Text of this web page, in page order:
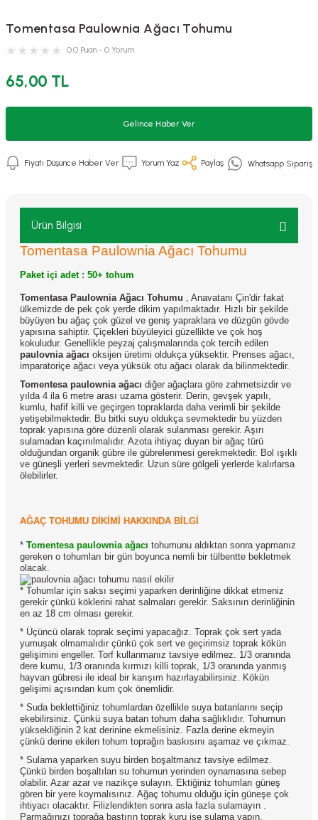
Tomentasa Paulownia Ağacı Tohumu
0.0 Puan - 0 Yorum
65,00 TL
Gelince Haber Ver
Fiyatı Düşünce Haber Ver Yorum Yaz Paylaş Whatsapp Sipariş
Ürün Bilgisi
Tomentasa Paulownia Ağacı Tohumu
Paket içi adet : 50+ tohum
Tomentasa Paulownia Ağacı Tohumu , Anavatanı Çin'dir fakat
ülkemizde de pek çok yerde dikim yapılmaktadır. Hızlı bir şekilde
büyüyen bu ağaç çok güzel ve geniş yapraklara ve düzgün gövde
yapısına sahiptir. Çiçekleri büyüleyici güzellikte ve çok hoş
kokuludur. Genellikle peyzaj çalışmalarında çok tercih edilen
paulovnia ağacı oksijen üretimi oldukça yüksektir. Prenses ağacı,
imparatoriçe ağacı veya yüksük otu ağacı olarak da bilinmektedir.
Tomentesa paulownia ağacı diğer ağaçlara göre zahmetsizdir ve
yılda 4 ila 6 metre arası uzama gösterir. Derin, gevşek yapılı,
kumlu, hafif killi ve geçirgen topraklarda daha verimli bir şekilde
yetişebilmektedir. Bu bitki suyu oldukça sevmektedir bu yüzden
toprak yapısına göre düzenli olarak sulanması gerekir. Aşırı
sulamadan kaçınılmalıdır. Azota ihtiyaç duyan bir ağaç türü
olduğundan organik gübre ile gübrelenmesi gerekmektedir. Bol ışıklı
ve güneşli yerleri sevmektedir. Uzun süre gölgeli yerlerde kalırlarsa
ölebilirler.
AĞAÇ TOHUMU DİKİMİ HAKKINDA BİLGİ
* Tomentesa paulownia ağacı tohumunu aldıktan sonra yapmanız
gereken o tohumları bir gün boyunca nemli bir tülbentte bekletmek
olacak.
* Tohumlar için saksı seçimi yaparken derinliğine dikkat etmeniz
gerekir çünkü köklerini rahat salmaları gerekir. Saksının derinliğinin
en az 18 cm olması gerekir.
* Üçüncü olarak toprak seçimi yapacağız. Toprak çok sert yada
yumuşak olmamalıdır çünkü çok sert ve geçirimsiz toprak kökün
gelişimini engeller. Torf kullanmanız tavsiye edilmez. 1/3 oranında
dere kumu, 1/3 oranında kırmızı killi toprak, 1/3 oranında yanmış
hayvan gübresi ile ideal bir karışım hazırlayabilirsiniz. Kökün
gelişimi açısından kum çok önemlidir.
* Suda beklettiğiniz tohumlardan özellikle suya batanlarını seçip
ekebilirsiniz. Çünkü suya batan tohum daha sağlıklıdır. Tohumun
yüksekliğinin 2 kat derinine ekmelisiniz. Fazla derine ekmeyin
çünkü derine ekilen tohum toprağın baskısını aşamaz ve çıkmaz.
* Sulama yaparken suyu birden boşaltmanız tavsiye edilmez.
Çünkü birden boşaltılan su tohumun yerinden oynamasına sebep
olabilir. Azar azar ve nazikçe sulayın. Ektiğiniz tohumları güneş
gören bir yere koymalısınız. Ağaç tohumu olduğu için güneşe çok
ihtiyacı olacaktır. Filizlendikten sonra asla fazla sulamayın .
Parmağınızı toprağa bastırın toprak kuru ise sulama yapın.